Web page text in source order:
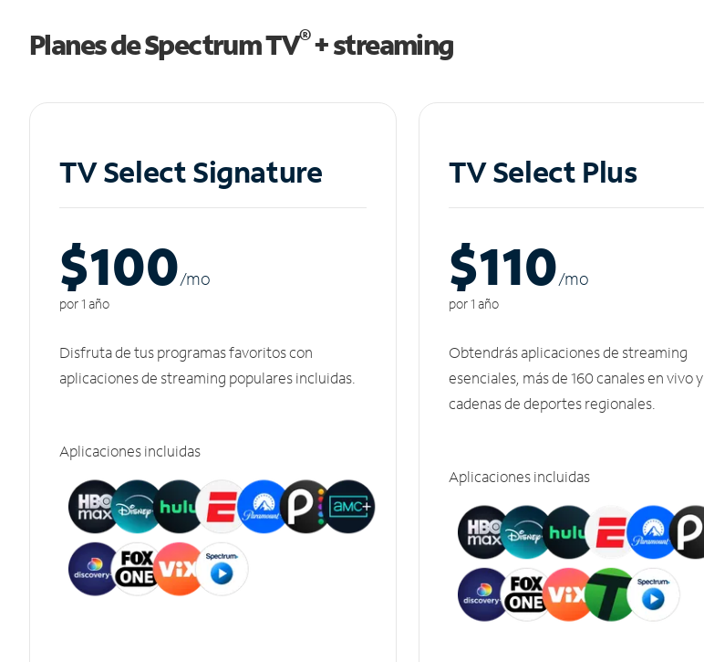
Planes de Spectrum TV®+ streaming
TV Select Signature
$100/mo
por 1 año
Disfruta de tus programas favoritos con
aplicaciones de streaming populares incluidas.
Aplicaciones incluidas
TV Select Plus
$110/mo
por 1 año
Obtendrás aplicaciones de streaming
esenciales, más de 160 canales en vivo y
cadenas de deportes regionales.
Aplicaciones incluidas